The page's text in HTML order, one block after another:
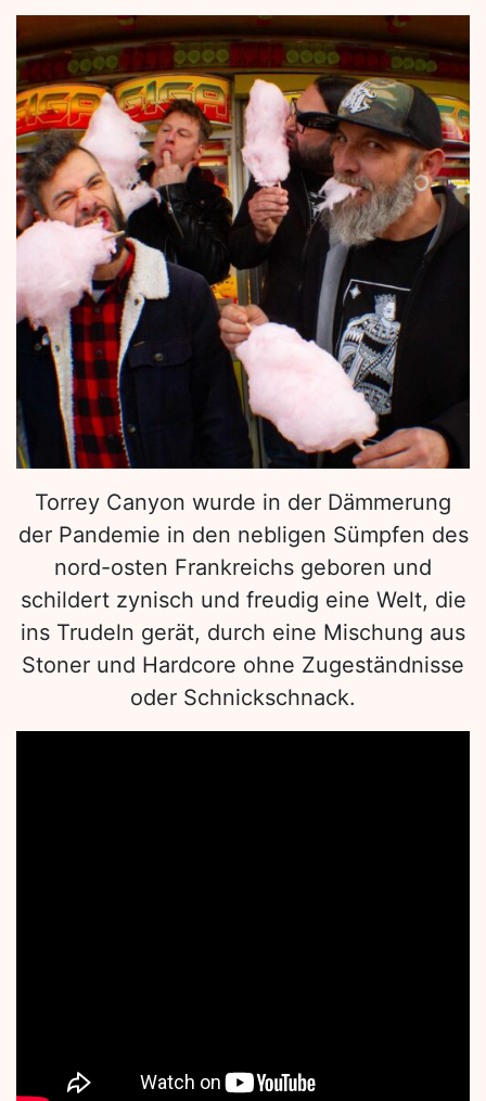
Torrey Canyon wurde in der Dämmerung
der Pandemie in den nebligen Sümpfen des
nord-osten Frankreichs geboren und
schildert zynisch und freudig eine Welt, die
ins Trudeln gerät, durch eine Mischung aus
Stoner und Hardcore ohne Zugeständnisse
oder Schnickschnack.